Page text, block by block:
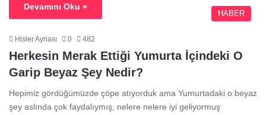
Devamını Oku »
HABER
Hisler Aynası 0 482
Herkesin Merak Ettiği Yumurta İçindeki O
Garip Beyaz Şey Nedir?
Hepimiz gördüğümüzde çöpe atıyorduk ama Yumurtadaki o beyaz
şey aslında çok faydalıymış, nelere nelere iyi geliyormuş